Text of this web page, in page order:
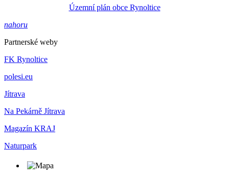
Územní plán obce Rynoltice
nahoru
Partnerské weby
FK Rynoltice
polesi.eu
Jítrava
Na Pekárně Jítrava
Magazín KRAJ
Naturpark